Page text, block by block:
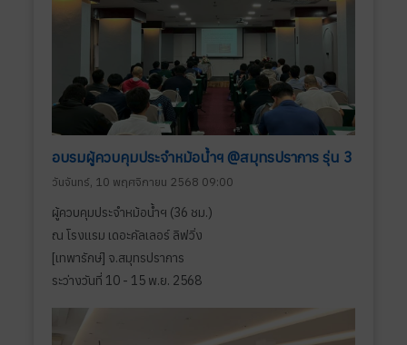
อบรมผู้ควบคุมประจำหม้อน้ำฯ @สมุทรปราการ รุ่น 3
วันจันทร์, 10 พฤศจิกายน 2568 09:00
ผู้ควบคุมประจำหม้อน้ำฯ (36 ชม.)
ณ โรงแรม เดอะคัลเลอร์ ลิฟวิ่ง
[เทพารักษ์] จ.สมุทรปราการ
ระว่างวันที่ 10 - 15 พ.ย. 2568